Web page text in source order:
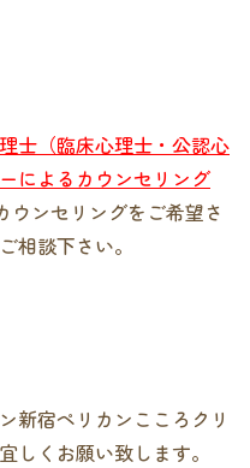
士（臨床心理士・公認心
によるカウンセリング
ウンセリングをご希望さ
相談下さい。
新宿ペリカンこころクリ
しくお願い致します。